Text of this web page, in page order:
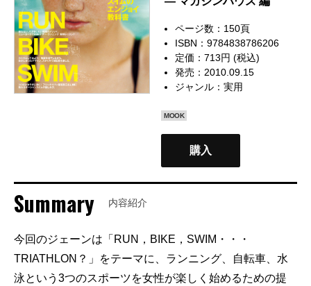
ページ数：150頁
ISBN：9784838786206
定価：713円 (税込)
発売：2010.09.15
ジャンル：実用
MOOK
購入
Summary 内容紹介
今回のジェーンは「RUN，BIKE，SWIM・・・
TRIATHLON？」をテーマに、ランニング、自転車、水
泳という3つのスポーツを女性が楽しく始めるための提